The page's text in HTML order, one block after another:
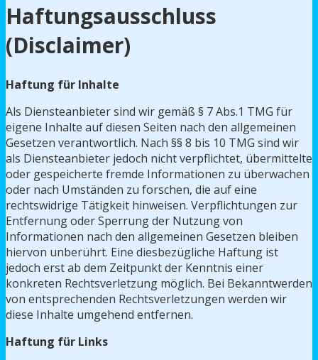
Haftungsausschluss
(Disclaimer)
Haftung für Inhalte
Als Diensteanbieter sind wir gemäß § 7 Abs.1 TMG für
eigene Inhalte auf diesen Seiten nach den allgemeinen
Gesetzen verantwortlich. Nach §§ 8 bis 10 TMG sind wir
als Diensteanbieter jedoch nicht verpflichtet, übermittelte
oder gespeicherte fremde Informationen zu überwachen
oder nach Umständen zu forschen, die auf eine
rechtswidrige Tätigkeit hinweisen. Verpflichtungen zur
Entfernung oder Sperrung der Nutzung von
Informationen nach den allgemeinen Gesetzen bleiben
hiervon unberührt. Eine diesbezügliche Haftung ist
jedoch erst ab dem Zeitpunkt der Kenntnis einer
konkreten Rechtsverletzung möglich. Bei Bekanntwerden
von entsprechenden Rechtsverletzungen werden wir
diese Inhalte umgehend entfernen.
Haftung für Links